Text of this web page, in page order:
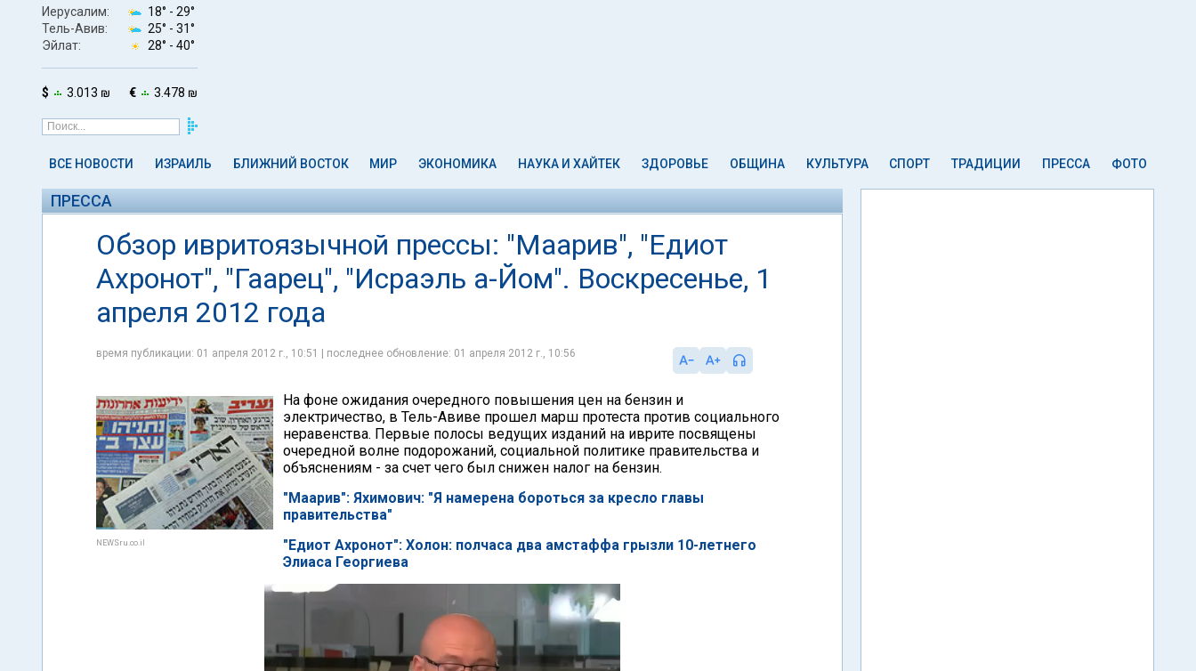
Иерусалим: 18° - 29°
Тель-Авив:
25° - 31°
Эйлат:
28° - 40°
$ 3.013 ₪ € 3.478 ₪
ВСЕ НОВОСТИ ИЗРАИЛЬ БЛИЖНИЙ ВОСТОК МИР ЭКОНОМИКА НАУКА И ХАЙТЕК ЗДОРОВЬЕ ОБЩИНА КУЛЬТУРА СПОРТ ТРАДИЦИИ ПРЕССА ФОТО
ПРЕССА
Обзор ивритоязычной прессы: "Маарив", "Едиот
Ахронот", "Гаарец", "Исраэль а-Йом". Воскресенье, 1
апреля 2012 года
время публикации: 01 апреля 2012 г., 10:51 | последнее обновление: 01 апреля 2012 г., 10:56
NEWSru.co.il
На фоне ожидания очередного повышения цен на бензин и
электричество, в Тель-Авиве прошел марш протеста против социального
неравенства. Первые полосы ведущих изданий на иврите посвящены
очередной волне подорожаний, социальной политике правительства и
объяснениям - за счет чего был снижен налог на бензин.
"Маарив": Яхимович: "Я намерена бороться за кресло главы
правительства"
"Едиот Ахронот": Холон: полчаса два амстаффа грызли 10-летнего
Элиаса Георгиева